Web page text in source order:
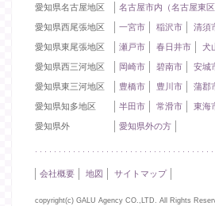
愛知県名古屋地区 名古屋市内（名古屋東
愛知県西尾張地区 一宮市 稲沢市 清須
愛知県東尾張地区 瀬戸市 春日井市 犬
愛知県西三河地区 岡崎市 碧南市 安城
愛知県東三河地区 豊橋市 豊川市 蒲郡
愛知県知多地区 半田市 常滑市 東海
愛知県外 愛知県外の方
会社概要 地図 サイトマップ
copyright(c) GALU Agency CO.,LTD. All Rights